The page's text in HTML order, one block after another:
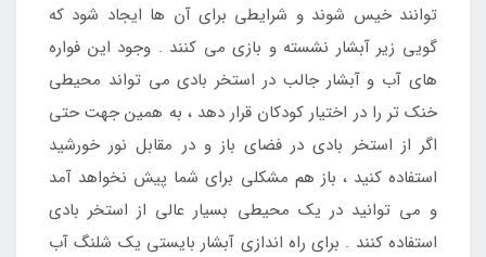
توانند خیس شوند و شرایطی برای آن ها ایجاد شود که
گویی زیر آبشار نشسته و بازی می کنند . وجود این فواره
های آب و آبشار جالب در استخر بادی می تواند محیطی
خنک تر را در اختیار کودکان قرار دهد ، به همین جهت حتی
اگر از استخر بادی در فضای باز و در مقابل نور خورشید
استفاده کنید ، باز هم مشکلی برای شما پیش نخواهد آمد
و می توانید در یک محیطی بسیار عالی از استخر بادی
استفاده کنند . برای راه اندازی آبشار بایستی یک شلنگ آب